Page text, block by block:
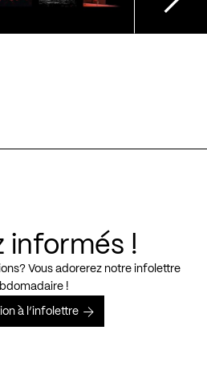
informés !
Vous adorerez notre infolettre
!
à l’infolettre